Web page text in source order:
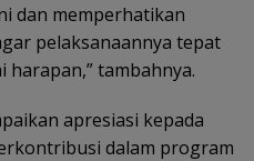
dan memperhatikan
pelaksanaannya tepat
harapan,” tambahnya.
apresiasi kepada
dalam program